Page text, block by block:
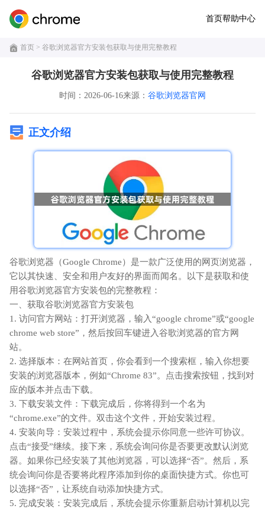
首页帮助中心
首页 > 谷歌浏览器官方安装包获取与使用完整教程
谷歌浏览器官方安装包获取与使用完整教程
时间：2026-06-16来源： 谷歌浏览器官网
正文介绍
谷歌浏览器（Google Chrome）是一款广泛使用的网页浏览器，
它以其快速、安全和用户友好的界面而闻名。以下是获取和使
用谷歌浏览器官方安装包的完整教程：
一、获取谷歌浏览器官方安装包
1. 访问官方网站：打开浏览器，输入“google chrome”或“google
chrome web store”，然后按回车键进入谷歌浏览器的官方网
站。
2. 选择版本：在网站首页，你会看到一个搜索框，输入你想要
安装的浏览器版本，例如“Chrome 83”。点击搜索按钮，找到对
应的版本并点击下载。
3. 下载安装文件：下载完成后，你将得到一个名为
“chrome.exe”的文件。双击这个文件，开始安装过程。
4. 安装向导：安装过程中，系统会提示你同意一些许可协议。
点击“接受”继续。接下来，系统会询问你是否要更改默认浏览
器。如果你已经安装了其他浏览器，可以选择“否”。然后，系
统会询问你是否要将此程序添加到你的桌面快捷方式。你也可
以选择“否”，让系统自动添加快捷方式。
5. 完成安装：安装完成后，系统会提示你重新启动计算机以完